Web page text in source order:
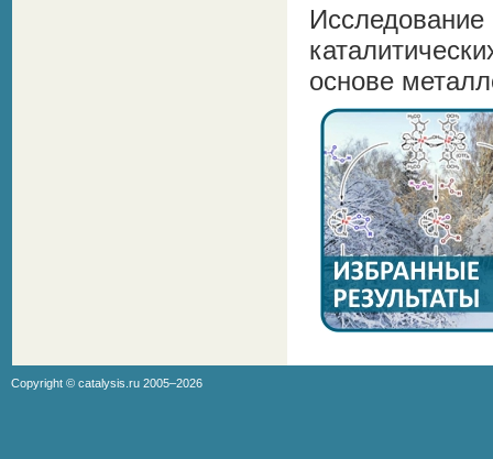
основе
Copyright © catalysis.ru 2005–2026